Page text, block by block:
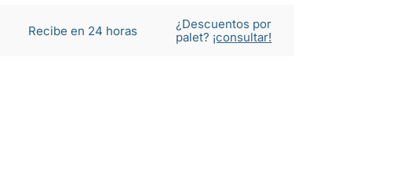
Recibe en 24 horas
¿Descuentos por
palet? ¡consultar!